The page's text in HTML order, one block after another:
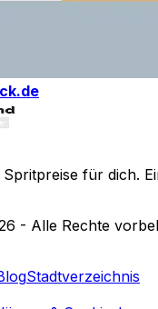
für dich.
- Alle Rechte
Stadtverzeichnis